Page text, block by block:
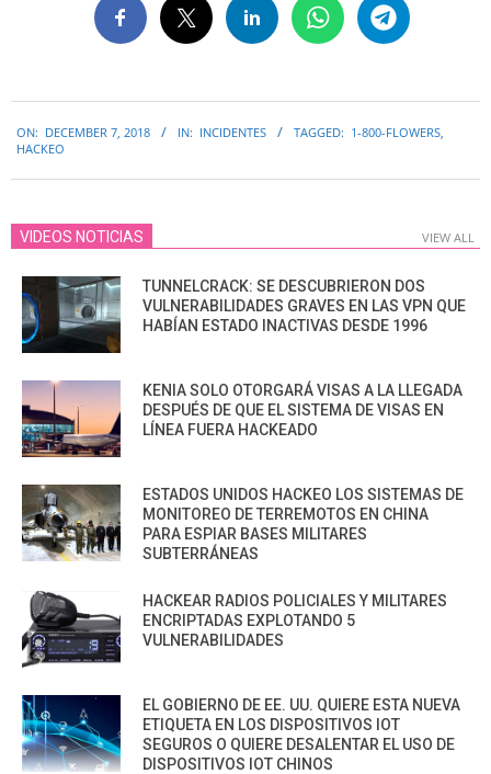
12-
ON: DECEMBER 7, 2018 IN: INCIDENTES TAGGED: 1-800-FLOWERS,
HACKEO
VIDEOS NOTICIAS VIEW ALL
TUNNELCRACK: SE DESCUBRIERON DOS
VULNERABILIDADES GRAVES EN LAS VPN QUE
HABÍAN ESTADO INACTIVAS DESDE 1996
KENIA SOLO OTORGARÁ VISAS A LA LLEGADA
DESPUÉS DE QUE EL SISTEMA DE VISAS EN
LÍNEA FUERA HACKEADO
ESTADOS UNIDOS HACKEO LOS SISTEMAS DE
MONITOREO DE TERREMOTOS EN CHINA
PARA ESPIAR BASES MILITARES
SUBTERRÁNEAS
HACKEAR RADIOS POLICIALES Y MILITARES
ENCRIPTADAS EXPLOTANDO 5
VULNERABILIDADES
EL GOBIERNO DE EE. UU. QUIERE ESTA NUEVA
ETIQUETA EN LOS DISPOSITIVOS IOT
SEGUROS O QUIERE DESALENTAR EL USO DE
DISPOSITIVOS IOT CHINOS